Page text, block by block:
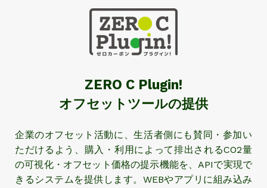
ZERO C Plugin!
オフセットツールの提供
企業のオフセット活動に、生活者側にも賛同・参加い
ただけるよう、購入・利用によって排出されるCO2量
の可視化・オフセット価格の提示機能を、APIで実現で
きるシステムを提供します。WEBやアプリに組み込み